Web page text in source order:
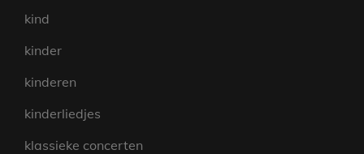
kind
kinder
kinderen
kinderliedjes
klassieke concerten